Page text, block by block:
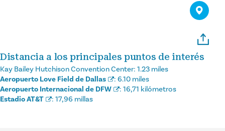
Distancia a los principales puntos de interés
Kay Bailey Hutchison Convention Center: 1.23 miles
Aeropuerto Love Field de Dallas
: 6.10 miles
Aeropuerto Internacional de DFW
: 16,71 kilómetros
Estadio AT&T
: 17,96 millas